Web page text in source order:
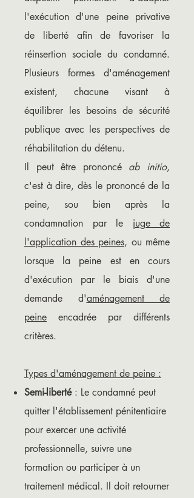
l'exécution d'une peine privative
de liberté afin de favoriser la
réinsertion sociale du condamné.
Plusieurs formes d'aménagement
existent, chacune visant à
équilibrer les besoins de sécurité
publique avec les perspectives de
réhabilitation du détenu.
Il peut être prononcé ab initio,
c'est à dire, dès le prononcé de la
peine, sou bien après la
condamnation par le juge de
l'application des peines, ou même
lorsque la peine est en cours
d'exécution par le biais d'une
demande d'aménagement de
peine encadrée par différents
critères.
Types d'aménagement de peine :
Semi-liberté: Le condamné peut
quitter l'établissement pénitentiaire
pour exercer une activité
professionnelle, suivre une
formation ou participer à un
traitement médical. Il doit retourner